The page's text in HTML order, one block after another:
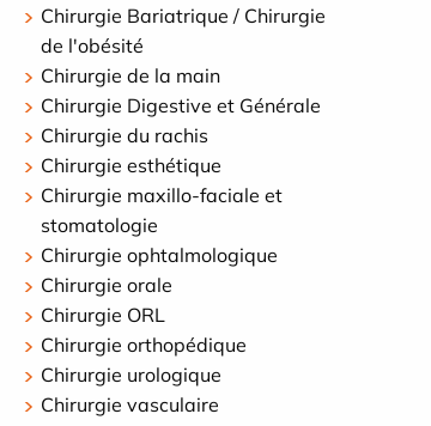
Chirurgie Bariatrique / Chirurgie
de l'obésité
Chirurgie de la main
Chirurgie Digestive et Générale
Chirurgie du rachis
Chirurgie esthétique
Chirurgie maxillo-faciale et
stomatologie
Chirurgie ophtalmologique
Chirurgie orale
Chirurgie ORL
Chirurgie orthopédique
Chirurgie urologique
Chirurgie vasculaire